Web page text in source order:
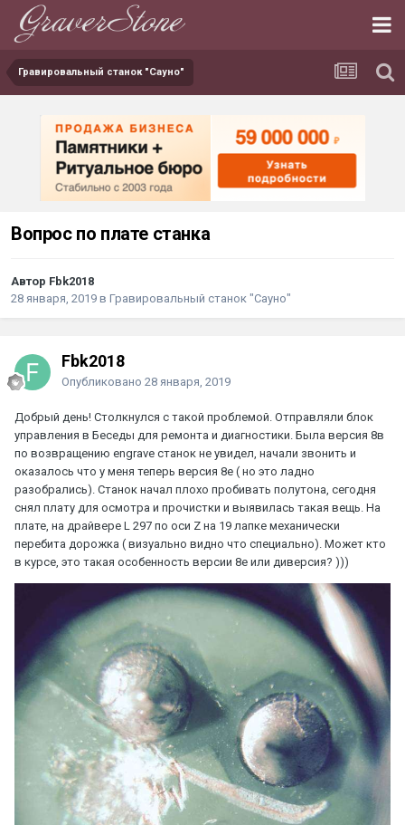
Гравировальный станок "Сауно"
Вопрос по плате станка
Автор Fbk2018
28 января, 2019 в Гравировальный станок "Сауно"
Fbk2018
Опубликовано 28 января, 2019
Добрый день! Столкнулся с такой проблемой. Отправляли блок
управления в Беседы для ремонта и диагностики. Была версия 8в
по возвращению engrave станок не увидел, начали звонить и
оказалось что у меня теперь версия 8е ( но это ладно
разобрались). Станок начал плохо пробивать полутона, сегодня
снял плату для осмотра и прочистки и выявилась такая вещь. На
плате, на драйвере L 297 по оси Z на 19 лапке механически
перебита дорожка ( визуально видно что специально). Может кто
в курсе, это такая особенность версии 8е или диверсия? )))